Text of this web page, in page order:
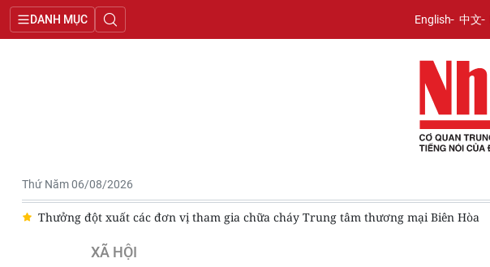
DANH MỤC English 中文
Thứ Năm 06/08/2026
Thưởng đột xuất các đơn vị tham gia chữa cháy Trung tâm thương mại Biên Hòa
XÃ HỘI